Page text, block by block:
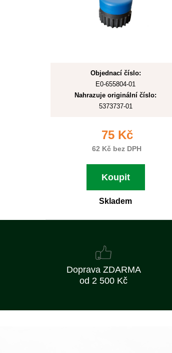
Objednací číslo:
E0-655804-01
Nahrazuje originální číslo:
5373737-01
75 Kč
62 Kč bez DPH
Koupit
Skladem
Doprava ZDARMA
od 2 500 Kč